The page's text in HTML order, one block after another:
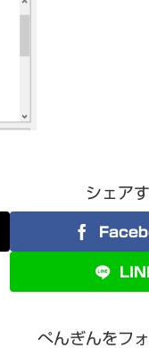
シェア
ぺんぎんをフ